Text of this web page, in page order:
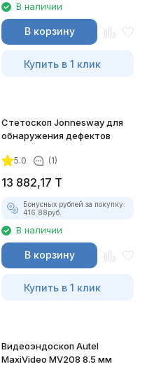
В наличии
В корзину
Купить в 1 клик
Стетоскоп Jonnesway для
обнаружения дефектов
5.0 (1)
13 882,17 T
Бонусных рублей за покупку:
416.88руб.
В наличии
В корзину
Купить в 1 клик
Видеоэндоскоп Autel
MaxiVideo MV208 8.5 мм